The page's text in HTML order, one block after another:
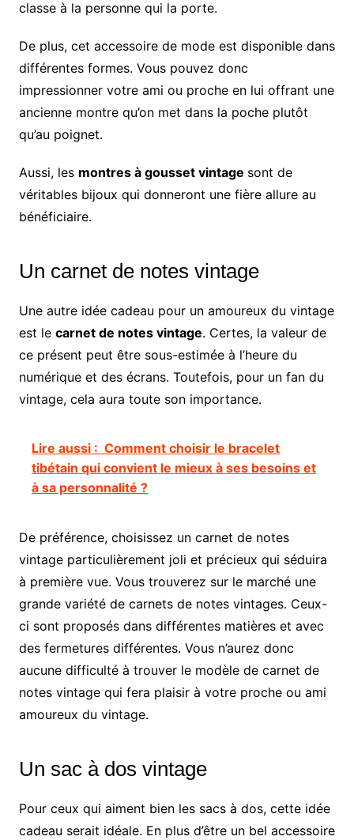
classe à la personne qui la porte.
De plus, cet accessoire de mode est disponible dans
différentes formes. Vous pouvez donc
impressionner votre ami ou proche en lui offrant une
ancienne montre qu’on met dans la poche plutôt
qu’au poignet.
Aussi, les montres à gousset vintage sont de
véritables bijoux qui donneront une fière allure au
bénéficiaire.
Un carnet de notes vintage
Une autre idée cadeau pour un amoureux du vintage
est le carnet de notes vintage. Certes, la valeur de
ce présent peut être sous-estimée à l’heure du
numérique et des écrans. Toutefois, pour un fan du
vintage, cela aura toute son importance.
Lire aussi : Comment choisir le bracelet
tibétain qui convient le mieux à ses besoins et
à sa personnalité ?
De préférence, choisissez un carnet de notes
vintage particulièrement joli et précieux qui séduira
à première vue. Vous trouverez sur le marché une
grande variété de carnets de notes vintages. Ceux-
ci sont proposés dans différentes matières et avec
des fermetures différentes. Vous n’aurez donc
aucune difficulté à trouver le modèle de carnet de
notes vintage qui fera plaisir à votre proche ou ami
amoureux du vintage.
Un sac à dos vintage
Pour ceux qui aiment bien les sacs à dos, cette idée
cadeau serait idéale. En plus d’être un bel accessoire